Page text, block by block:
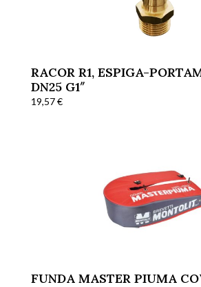
RACOR R1, ESPIGA-
DN25 G1″
19,57€
FUNDA MASTER PIUMA